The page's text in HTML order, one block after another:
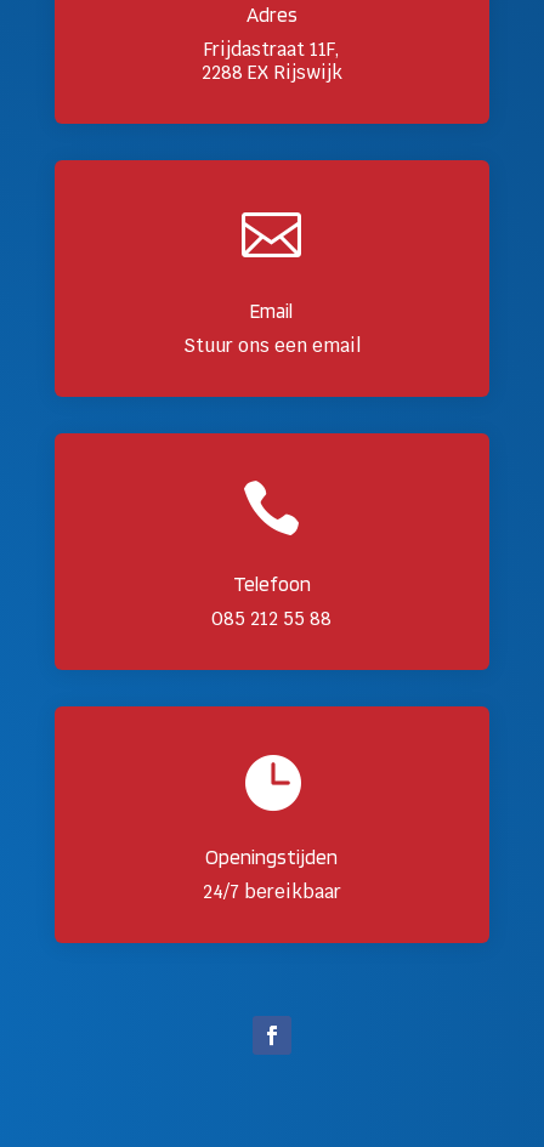
Adres
Frijdastraat 11F,
2288 EX Rijswijk

Email
Stuur ons een email

Telefoon
085 212 55 88

Openingstijden
24/7 bereikbaar